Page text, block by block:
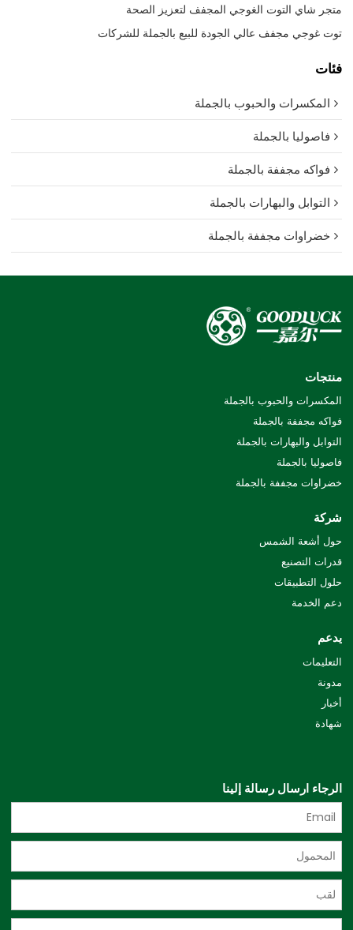
متجر شاي التوت الغوجي المجفف لتعزيز الصحة
توت غوجي مجفف عالي الجودة للبيع بالجملة للشركات
فئات
المكسرات والحبوب بالجملة
فاصوليا بالجملة
فواكه مجففة بالجملة
التوابل والبهارات بالجملة
خضراوات مجففة بالجملة
منتجات
المكسرات والحبوب بالجملة
فواكه مجففة بالجملة
التوابل والبهارات بالجملة
فاصوليا بالجملة
خضراوات مجففة بالجملة
شركة
حول أشعة الشمس
قدرات التصنيع
حلول التطبيقات
دعم الخدمة
يدعم
التعليمات
مدونة
أخبار
شهادة
الرجاء ارسال رسالة إلينا